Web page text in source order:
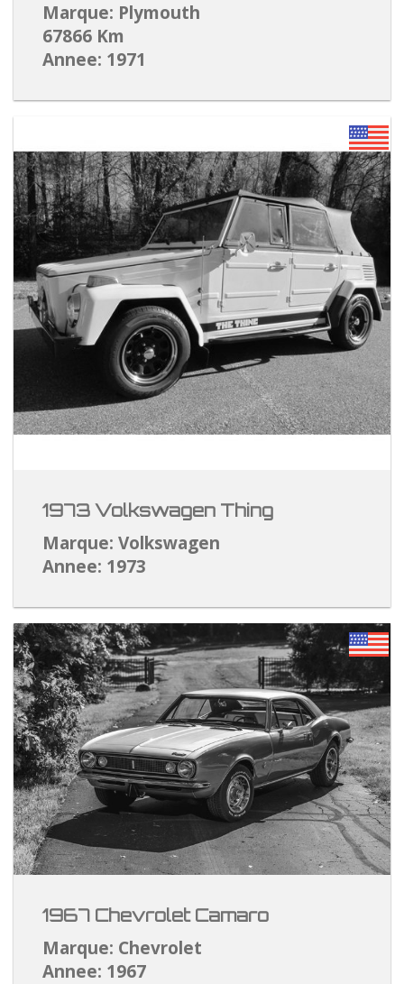
Marque: Plymouth
67866 Km
Annee: 1971
1973 Volkswagen Thing
Marque: Volkswagen
Annee: 1973
1967 Chevrolet Camaro
Marque: Chevrolet
Annee: 1967